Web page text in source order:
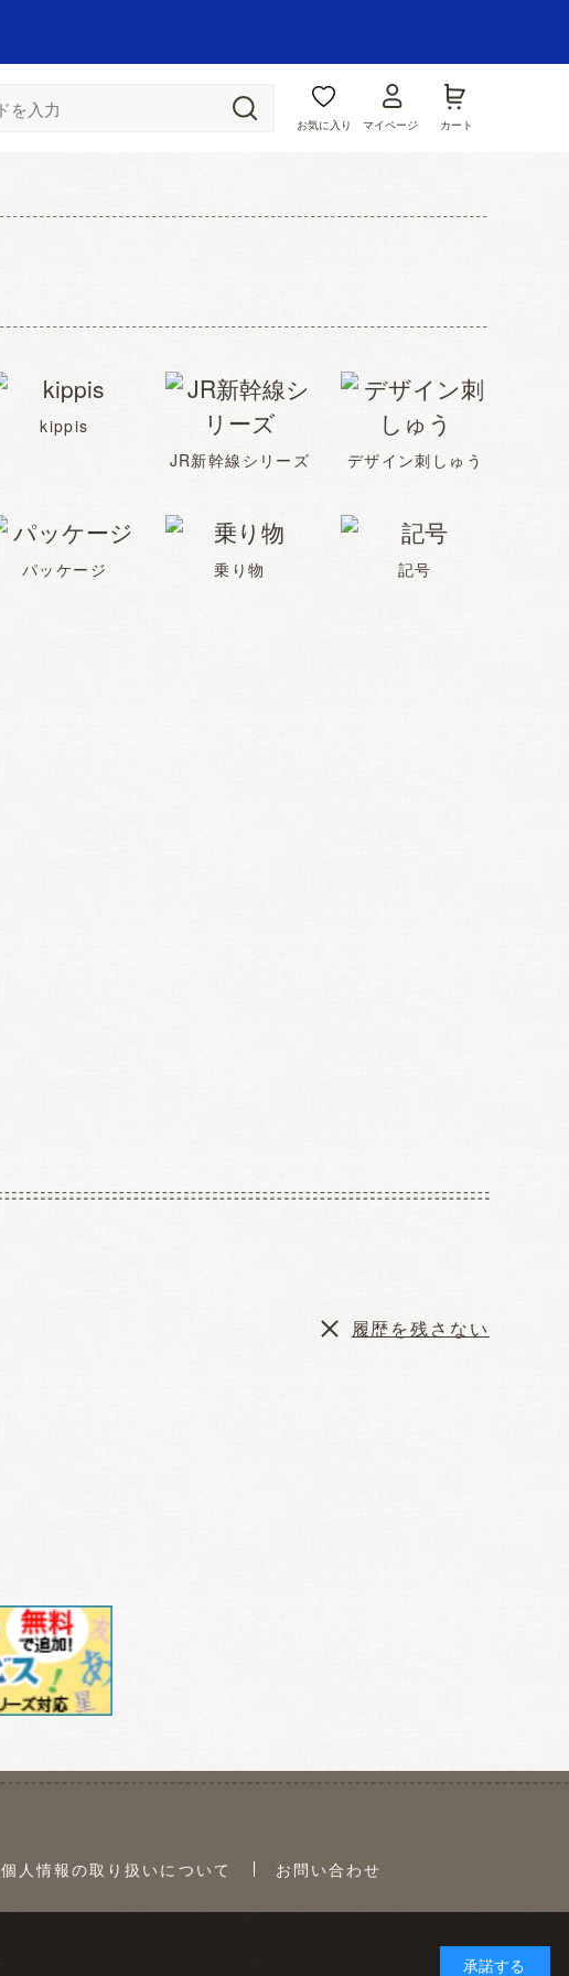
お気に入り マイページ カート
kippis
JR新幹線シリーズ
デザイン刺しゅう
パッケージ 乗り物 記号
履歴を残さない
個人情報の取り扱いについて お問い合わせ
承諾する